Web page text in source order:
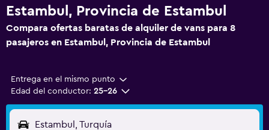
Estambul, Provincia de Estambul
Compara ofertas baratas de alquiler de vans para 8
pasajeros en Estambul, Provincia de Estambul
Entrega en el mismo punto
Edad del conductor: 25-26
Estambul, Turquía